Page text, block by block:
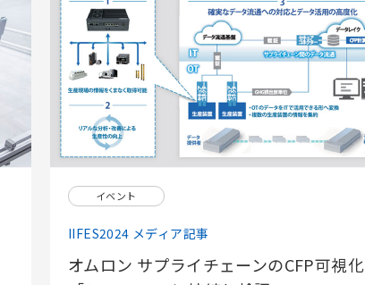
イベント
IIFES2024 メディア記事
オムロン サプライチェーンのCFP可視化